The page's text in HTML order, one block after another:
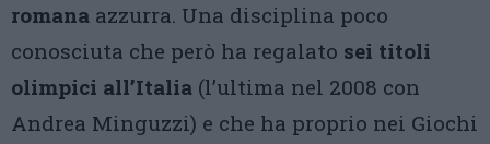
romana azzurra. Una disciplina poco
conosciuta che però ha regalato sei titoli
olimpici all’Italia (l’ultima nel 2008 con
Andrea Minguzzi) e che ha proprio nei Giochi